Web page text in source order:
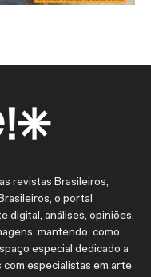
revistas Brasileiros,
o portal
digital, análises, opiniões,
mantendo, como
especial dedicado a
especialistas em arte